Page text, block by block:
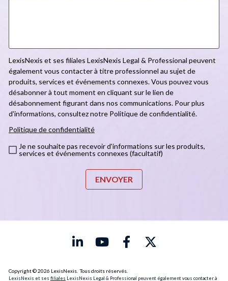
LexisNexis et ses filiales LexisNexis Legal & Professional peuvent
également vous contacter à titre professionnel au sujet de
produits, services et événements connexes. Vous pouvez vous
désabonner à tout moment en cliquant sur le lien de
désabonnement figurant dans nos communications. Pour plus
d'informations, consultez notre Politique de confidentialité.
Politique de confidentialité
Je ne souhaite pas recevoir d'informations sur les produits,
services et événements connexes (facultatif)
ENVOYER
Share on LinkedIn
Share on Youtube
Share onShare on X
Copyright © 2026 LexisNexis.  Tous droits réservés.
LexisNexis et ses filiales LexisNexis Legal & Professional peuvent également vous contacter à